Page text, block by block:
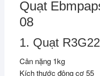
Quạt
08
1. Quạt
Cân nặng 1kg
Kích thước động cơ 55